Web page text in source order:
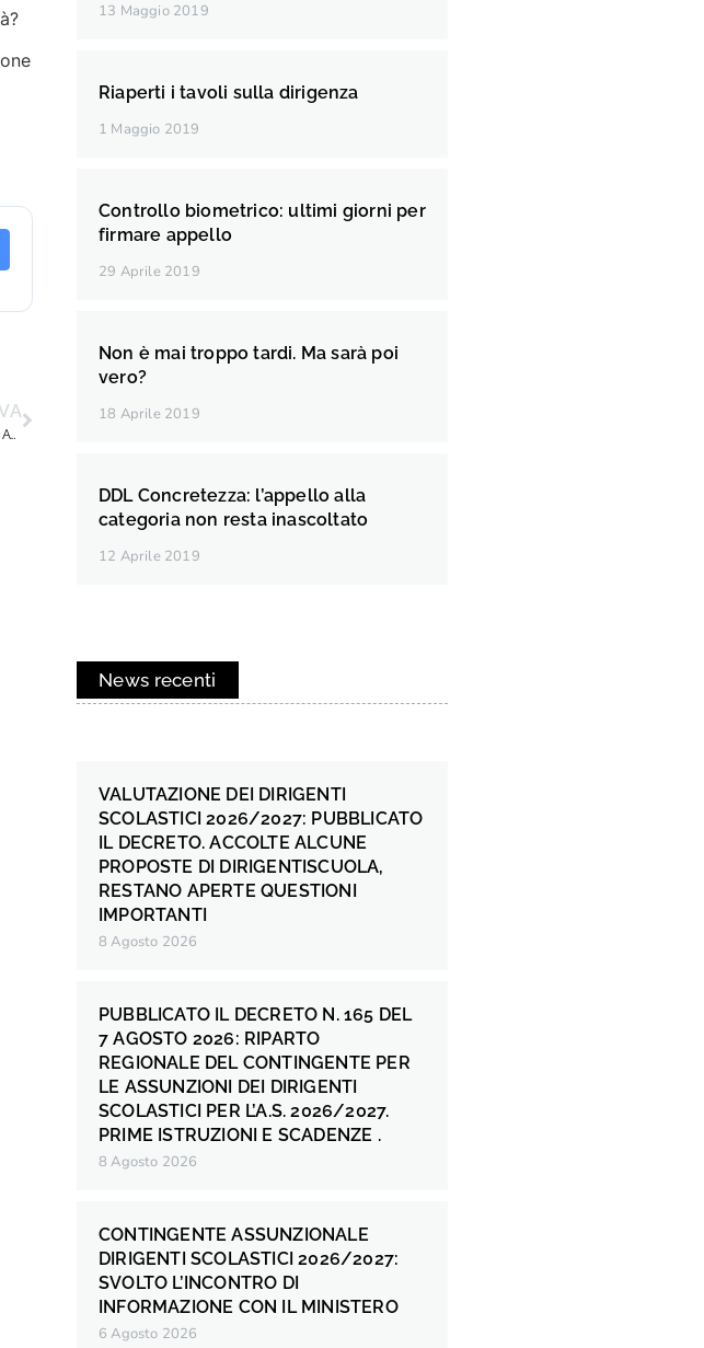
I RICORSI PER LA PEREQUAZIONE ALLO STATO DEGLI ATTI: UN OBBLIGO DI ONESTA’.
13 Maggio 2019
Riaperti i tavoli sulla dirigenza
1 Maggio 2019
Controllo biometrico: ultimi giorni per
firmare appello
29 Aprile 2019
Non è mai troppo tardi. Ma sarà poi
vero?
18 Aprile 2019
DDL Concretezza: l’appello alla
categoria non resta inascoltato
12 Aprile 2019
News recenti
VALUTAZIONE DEI DIRIGENTI
SCOLASTICI 2026/2027: PUBBLICATO
IL DECRETO. ACCOLTE ALCUNE
PROPOSTE DI DIRIGENTISCUOLA,
RESTANO APERTE QUESTIONI
IMPORTANTI
8 Agosto 2026
PUBBLICATO IL DECRETO N. 165 DEL
7 AGOSTO 2026: RIPARTO
REGIONALE DEL CONTINGENTE PER
LE ASSUNZIONI DEI DIRIGENTI
SCOLASTICI PER L’A.S. 2026/2027.
PRIME ISTRUZIONI E SCADENZE .
8 Agosto 2026
CONTINGENTE ASSUNZIONALE
DIRIGENTI SCOLASTICI 2026/2027:
SVOLTO L’INCONTRO DI
INFORMAZIONE CON IL MINISTERO
6 Agosto 2026